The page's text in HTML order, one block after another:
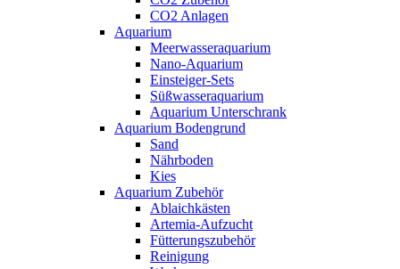
CO2 Anlagen
Aquarium
Meerwasseraquarium
Nano-Aquarium
Einsteiger-Sets
Süßwasseraquarium
Aquarium Unterschrank
Aquarium Bodengrund
Sand
Nährboden
Kies
Aquarium Zubehör
Ablaichkästen
Artemia-Aufzucht
Fütterungszubehör
Reinigung